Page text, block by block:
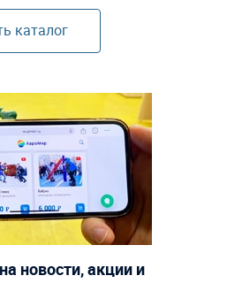
каталог
новости, акции и